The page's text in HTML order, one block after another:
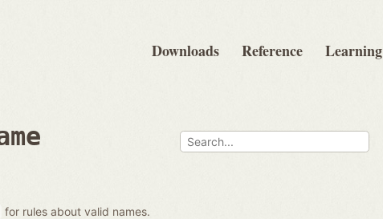
Downloads Reference Learning
for rules about valid names.